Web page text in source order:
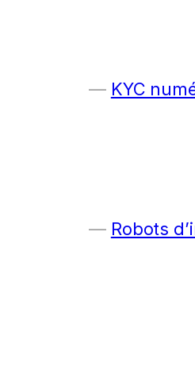
KYC
Robots